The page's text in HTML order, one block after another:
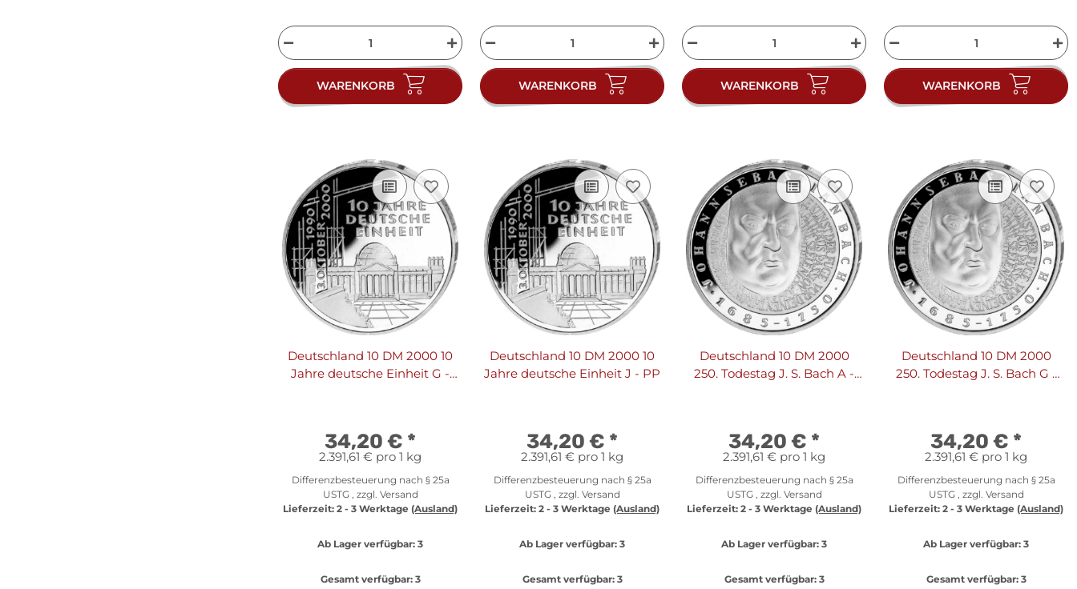
WARENKORB WARENKORB WARENKORB WARENKORB
Deutschland 10 DM 2000 10
Jahre deutsche Einheit G -
34,20 € *
2.391,61 € pro 1 kg
Differenzbesteuerung nach § 25a
USTG , zzgl. Versand
Lieferzeit: 2 - 3 Werktage (Ausland)
Ab Lager verfügbar: 3
Gesamt verfügbar:3
Deutschland 10 DM 2000 10
Jahre deutsche Einheit J - PP
34,20 € *
2.391,61 € pro 1 kg
Differenzbesteuerung nach § 25a
USTG , zzgl. Versand
Lieferzeit: 2 - 3 Werktage (Ausland)
Ab Lager verfügbar: 3
Gesamt verfügbar:3
Deutschland 10 DM 2000
250. Todestag J. S. Bach A -
34,20 € *
2.391,61 € pro 1 kg
Differenzbesteuerung nach § 25a
USTG , zzgl. Versand
Lieferzeit: 2 - 3 Werktage (Ausland)
Ab Lager verfügbar: 3
Gesamt verfügbar:3
Deutschland 10 DM 2000
250. Todestag J. S. Bach G -
34,20 € *
2.391,61 € pro 1 kg
Differenzbesteuerung nach § 25a
USTG , zzgl. Versand
Lieferzeit: 2 - 3 Werktage (Ausland)
Ab Lager verfügbar: 3
Gesamt verfügbar:3